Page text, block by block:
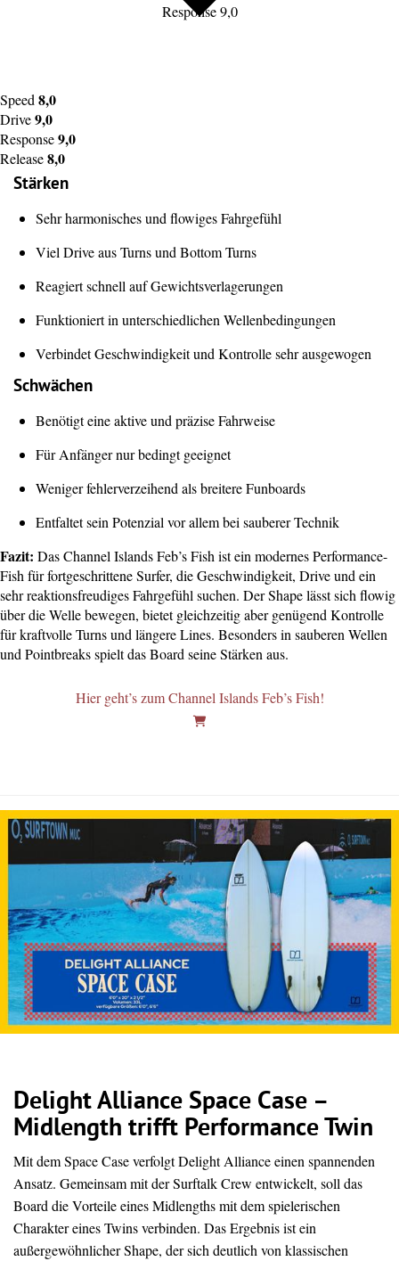
Response 9,0
Speed 8,0
Drive9,0
Response9,0
Release8,0
Stärken
Sehr harmonisches und flowiges Fahrgefühl
Viel Drive aus Turns und Bottom Turns
Reagiert schnell auf Gewichtsverlagerungen
Funktioniert in unterschiedlichen Wellenbedingungen
Verbindet Geschwindigkeit und Kontrolle sehr ausgewogen
Schwächen
Benötigt eine aktive und präzise Fahrweise
Für Anfänger nur bedingt geeignet
Weniger fehlerverzeihend als breitere Funboards
Entfaltet sein Potenzial vor allem bei sauberer Technik
Fazit: Das Channel Islands Feb’s Fish ist ein modernes Performance-
Fish für fortgeschrittene Surfer, die Geschwindigkeit, Drive und ein
sehr reaktionsfreudiges Fahrgefühl suchen. Der Shape lässt sich flowig
über die Welle bewegen, bietet gleichzeitig aber genügend Kontrolle
für kraftvolle Turns und längere Lines. Besonders in sauberen Wellen
und Pointbreaks spielt das Board seine Stärken aus.
Hier geht’s zum Channel Islands Feb’s Fish!
Delight Alliance Space Case –
Midlength trifft Performance Twin
Mit dem Space Case verfolgt Delight Alliance einen spannenden
Ansatz. Gemeinsam mit der Surftalk Crew entwickelt, soll das
Board die Vorteile eines Midlengths mit dem spielerischen
Charakter eines Twins verbinden. Das Ergebnis ist ein
außergewöhnlicher Shape, der sich deutlich von klassischen